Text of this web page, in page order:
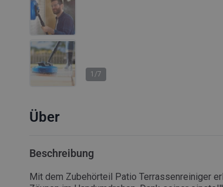
1/7
Über
Beschreibung
Mit dem Zubehörteil Patio Terrassenreiniger